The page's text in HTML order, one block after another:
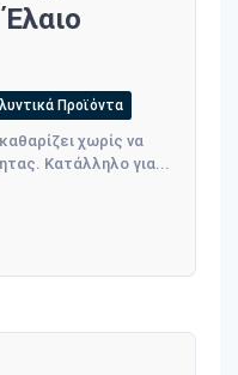
Προϊόντα
χωρίς να
Κατάλληλο για...